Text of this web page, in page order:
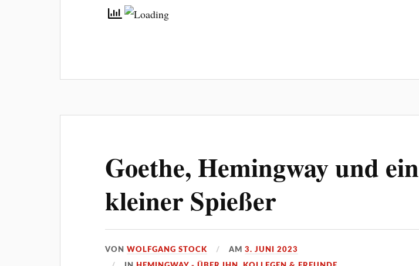
Goethe, Hemingway und ein
kleiner Spießer
VONWOLFGANG STOCK AM3. JUNI 2023